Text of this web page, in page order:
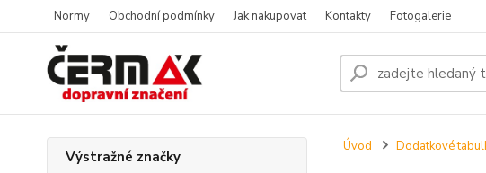
Normy Obchodní podmínky Jak nakupovat Kontakty Fotogalerie
Výstražné značky
Úvod Dodatkové